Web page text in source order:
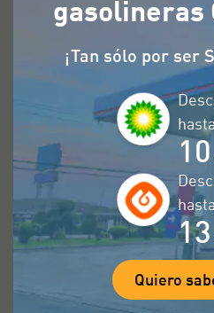
Baleares
Descuentos
gasolineras
¡Tan sólo por ser
10
hasta
13
Quiero